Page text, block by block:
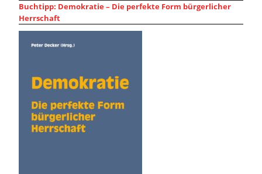
Buchtipp: Demokratie – Die perfekte Form bürgerlicher
Herrschaft